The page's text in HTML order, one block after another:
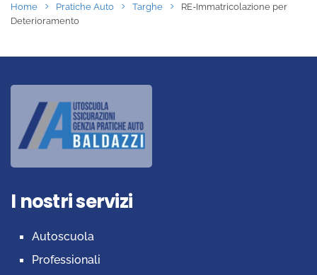
Home Pratiche Auto Targhe
RE-Immatricolazione per
Deterioramento
I nostri servizi
Autoscuola
Professionali